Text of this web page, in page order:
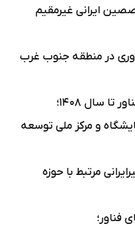
ایرانی غیرمقیم
در منطقه جنوب غرب
آزمایشگاه و مرکز ملی توسعه
غیرایرانی مرتبط با حوزه